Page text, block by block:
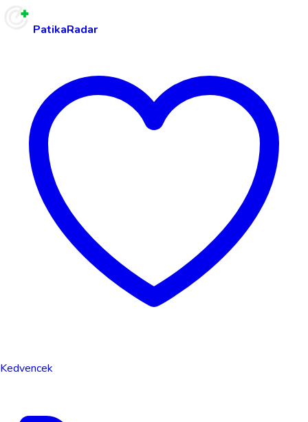
PatikaRadar
Kedvencek